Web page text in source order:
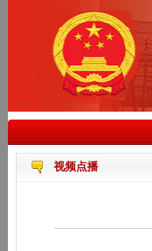
视频点播